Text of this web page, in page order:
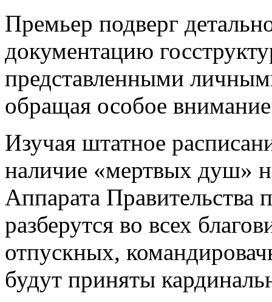
Премьер подверг
документацию
представленными
обращая особое
Изучая штатное
наличие «мертвых душ»
Аппарата
разберутся во всех
отпускных,
будут приняты